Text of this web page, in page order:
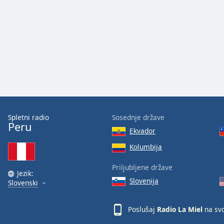
window.
dialog
window.
Escape
will
Spletni radio
Peru
Jezik:
Slovenski
Sosednje države
Ekvador
Kolumbija
Priljubljene države
Slovenija
Poslušaj Radio La Miel na